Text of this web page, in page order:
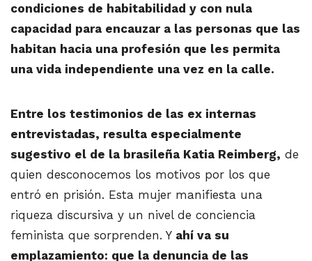
condiciones de habitabilidad y con nula
capacidad para encauzar a las personas que las
habitan hacia una profesión que les permita
una vida independiente una vez en la calle.
Entre los testimonios de las ex internas
entrevistadas, resulta especialmente
sugestivo el de la brasileña Katia Reimberg, de
quien desconocemos los motivos por los que
entró en prisión. Esta mujer manifiesta una
riqueza discursiva y un nivel de conciencia
feminista que sorprenden. Y ahí va su
emplazamiento: que la denuncia de las